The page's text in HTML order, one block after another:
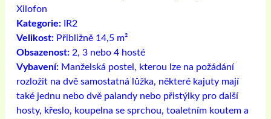
Xilofon
Kategorie: IR2
Velikost: Přibližně 14,5 m²
Obsazenost: 2, 3 nebo 4 hosté
Vybavení: Manželská postel, kterou lze na požádání
rozložit na dvě samostatná lůžka, některé kajuty mají
také jednu nebo dvě palandy nebo přistýlky pro další
hosty, křeslo, koupelna se sprchou, toaletním koutem a